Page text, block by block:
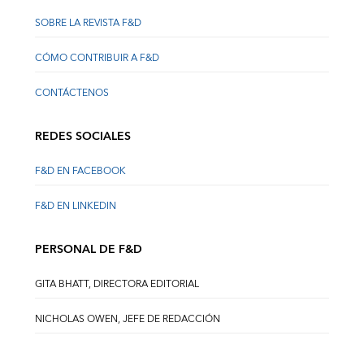
SOBRE LA REVISTA F&D
CÓMO CONTRIBUIR A F&D
CONTÁCTENOS
REDES SOCIALES
F&D EN FACEBOOK
F&D EN LINKEDIN
PERSONAL DE F&D
GITA BHATT, DIRECTORA EDITORIAL
NICHOLAS OWEN, JEFE DE REDACCIÓN